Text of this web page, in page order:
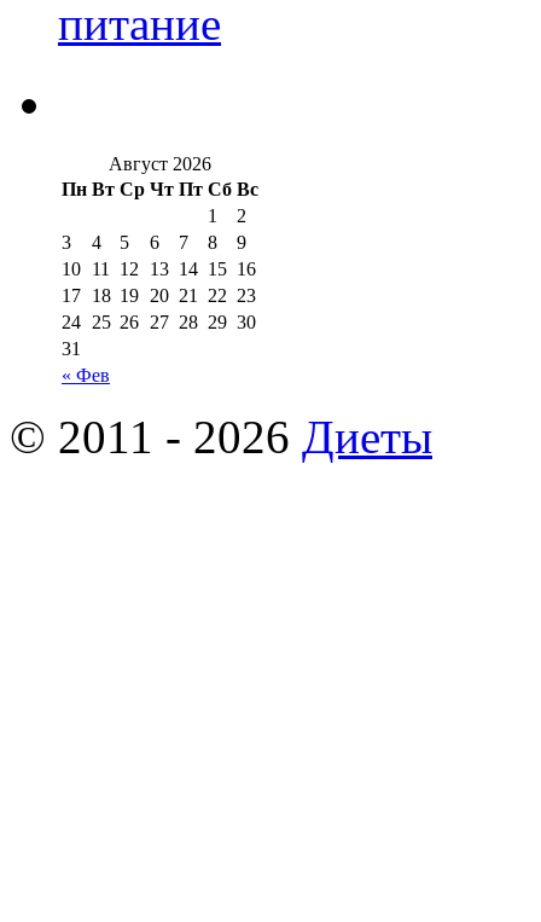
питание
Август 2026
Пн Вт Ср Чт Пт Сб Вс
« Фев
1
2
3
4 5 6 7 8
9
10 11 12 13 14 15 16
17 18 19 20 21 22 23
24 25 26 27 28 29 30
31
© 2011 - 2026 Диеты